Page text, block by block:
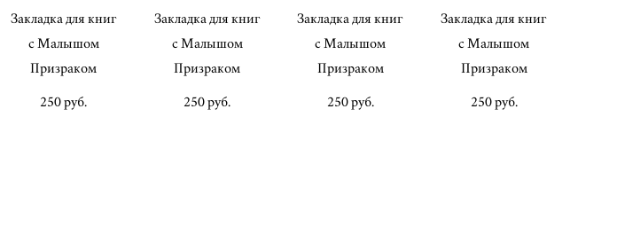
Закладка для книг
с Малышом
Призраком
250 pуб.
Закладка для книг
с Малышом
Призраком
250 pуб.
Закладка для книг
с Малышом
Призраком
250 pуб.
Закладка для книг
с Малышом
Призраком
250 pуб.